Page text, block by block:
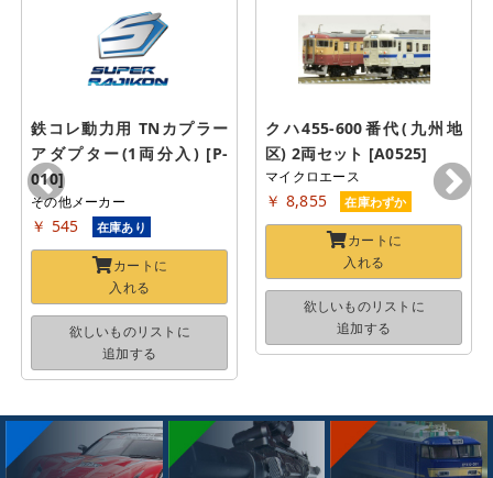
鉄コレ動力用 TNカプラー
アダプター(1両分入) [P-
010]
その他メーカー
￥ 545 在庫あり
カートに
入れる
欲しいものリストに
追加する
クハ455-600番代(九州地
区) 2両セット [A0525]
マイクロエース
￥ 8,855 在庫わずか
カートに
入れる
欲しいものリストに
追加する